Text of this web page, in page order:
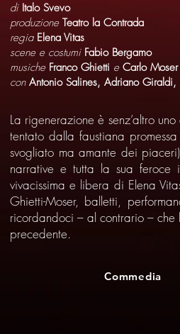
diItalo Svevo
produzione Teatro la Contrada
regia Elena Vitas
scene e costumi Fabio Bergamo
musiche Franco Ghietti e Carlo Moser
con Antonio Salines, Adriano
La rigenerazione è senz’altro
tentato dalla faustiana
svogliato ma amante dei
narrative e tutta la sua feroce
vivacissima e libera di Elena
Ghietti-Moser, balletti,
ricordandoci – al contrario – che
precedente.
Commedia